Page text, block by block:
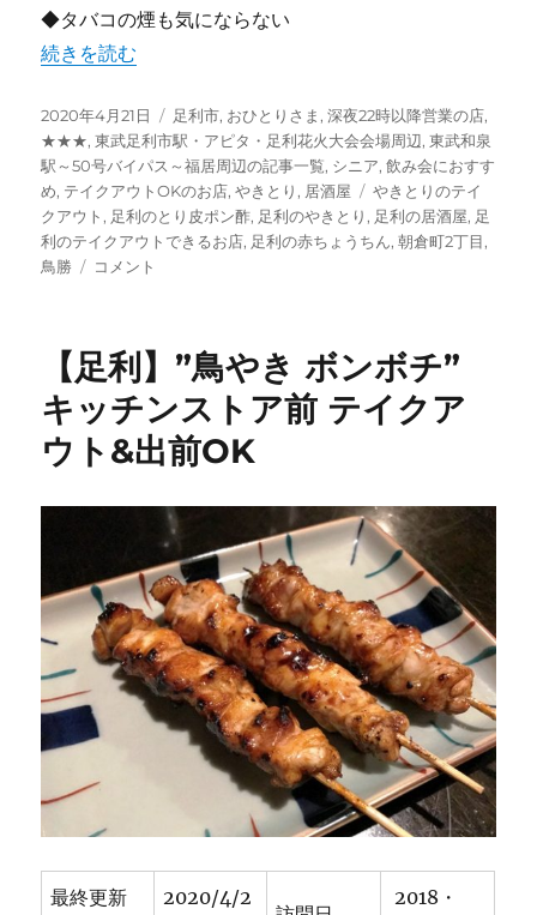
◆タバコの煙も気にならない
“【足利】鳥勝 朝倉店 [やきとり/居酒屋]” の
続きを読む
投
稿
日:
2020年4月21日
カ
テ
ゴ
リ
ー
足利市, おひとりさま,深夜22時以降営業の店,
★★★,東武足利市駅・アピタ・足利花火大会会場周辺,東武和泉
駅～50号バイパス～福居周辺の記事一覧, シニア,飲み会におすす
め, テイクアウトOKのお店,やきとり, 居酒屋
タ
グ
やきとりのテイ
クアウト, 足利のとり皮ポン酢, 足利のやきとり, 足利の居酒屋, 足
利のテイクアウトできるお店, 足利の赤ちょうちん,朝倉町2丁目,
鳥勝
【足
朝
店
[や
屋]
に
コメント
【足利】”鳥やき ボンボチ”
キッチンストア前 テイクア
ウト&出前OK
最終更新 2020/4/2 2018・